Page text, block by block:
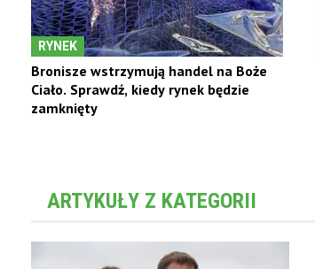
RYNEK
Bronisze wstrzymują handel na Boże
Ciało. Sprawdź, kiedy rynek będzie
zamknięty
ARTYKUŁY Z KATEGORII